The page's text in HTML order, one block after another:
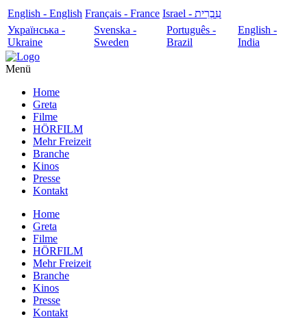
English - English Français - France
עִבְרִית - Israel
Українська -
Ukraine
Svenska -
Sweden
Português -
Brazil
English -
India
Menü
Home
Greta
Filme
HÖRFILM
Mehr Freizeit
Branche
Kinos
Presse
Kontakt
Home
Greta
Filme
HÖRFILM
Mehr Freizeit
Branche
Kinos
Presse
Kontakt